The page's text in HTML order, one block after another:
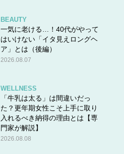
BEAUTY
一気に老ける…！40代がやって
はいけない「イタ見えロングヘ
ア」とは（後編）
2026.08.07
WELLNESS
「牛乳は太る」は間違いだっ
た？更年期女性こそ上手に取り
入れるべき納得の理由とは【専
門家が解説】
2026.08.08